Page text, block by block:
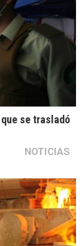
se trasladó
NOTICIAS